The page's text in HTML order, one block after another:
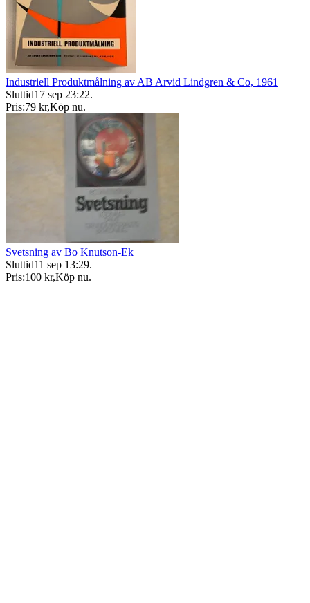
Industriell Produktmålning av AB Arvid Lindgren & Co, 1961
Sluttid17 sep 23:22.
Pris:79 kr,Köp nu.
Svetsning av Bo Knutson-Ek
Sluttid11 sep 13:29.
Pris:100 kr,Köp nu.